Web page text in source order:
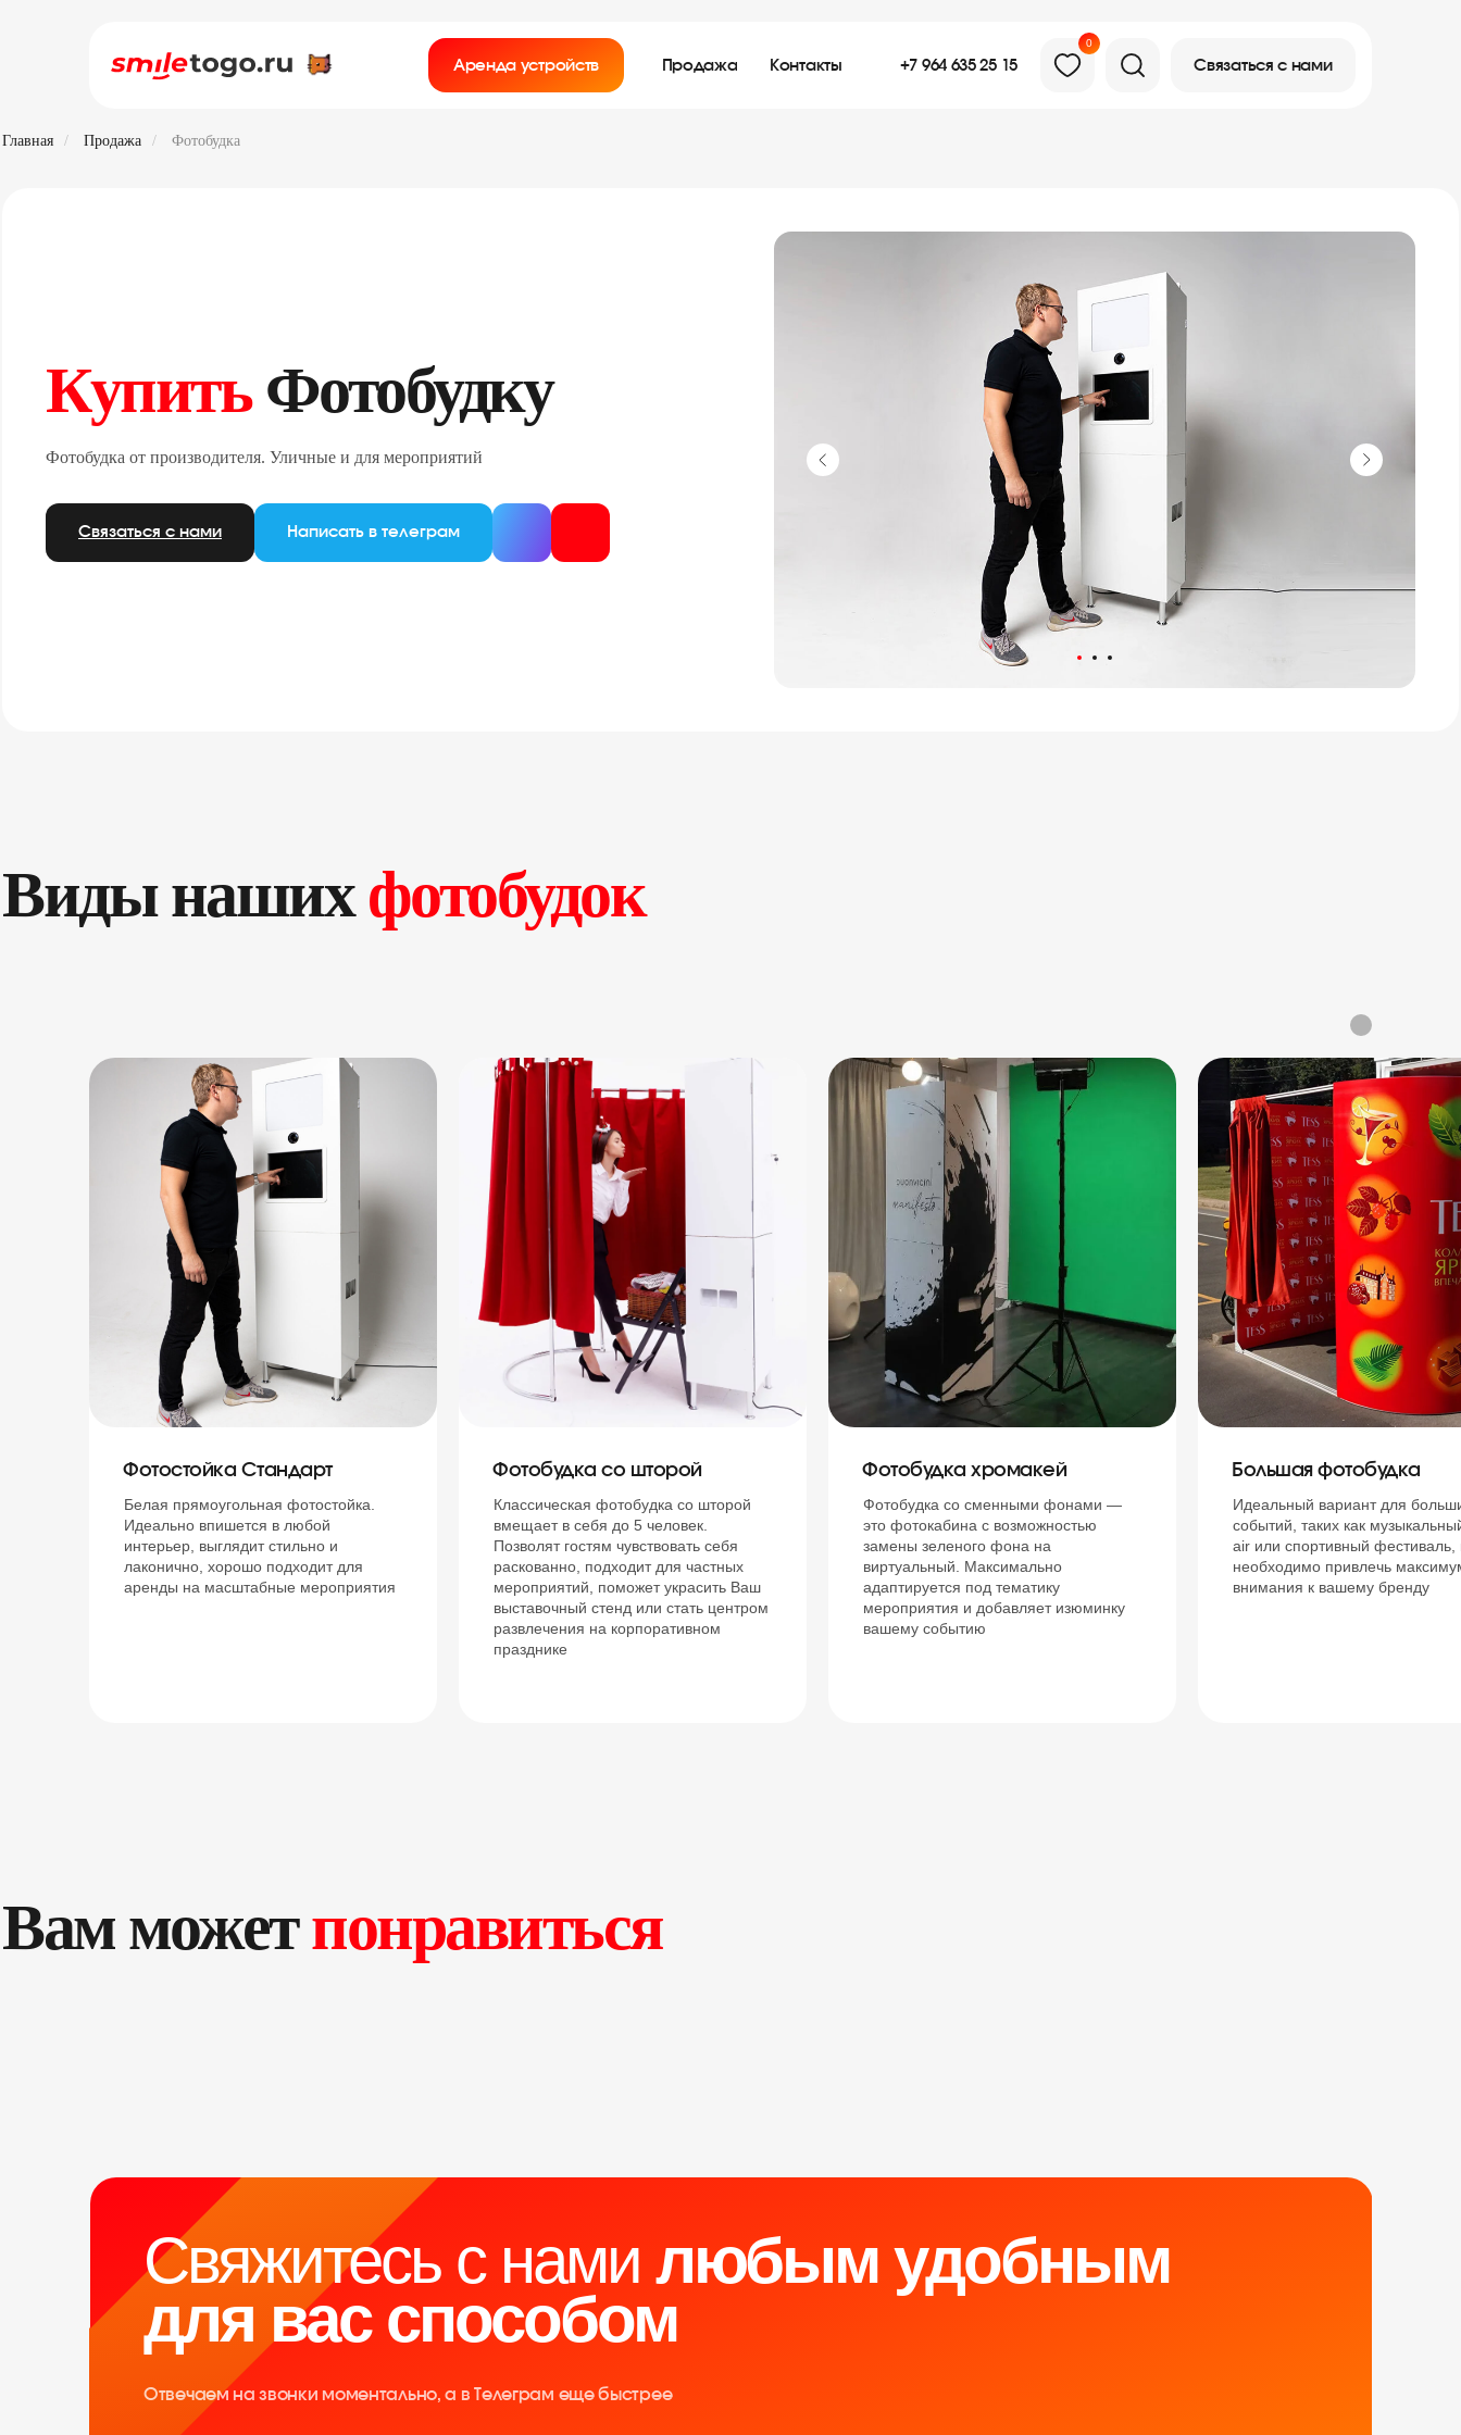
Контакты
Продажа Связаться с нами
Аренда устройств
0
+7 964 635 25 15
Главная / Продажа / Фотобудка
КупитьФотобудку
Фотобудка от производителя. Уличные и для мероприятий
Связаться с нами
Виды нашихфотобудок
Фотостойка Стандарт
Белая прямоугольная фотостойка.
Идеально впишется в любой
интерьер, выглядит стильно и
лаконично, хорошо подходит для
аренды на масштабные мероприятия
Фотобудка со шторой
Классическая фотобудка со шторой
вмещает в себя до 5 человек.
Позволят гостям чувствовать себя
раскованно, подходит для частных
мероприятий, поможет украсить Ваш
выставочный стенд или стать центром
развлечения на корпоративном
празднике
Фотобудка хромакей
Фотобудка со сменными фонами —
это фотокабина с возможностью
замены зеленого фона на
виртуальный. Максимально
адаптируется под тематику
мероприятия и добавляет изюминку
вашему событию
Большая фотобудка
Идеальный вариант для
событий, таких как
air или спортивный фестиваль,
необходимо привлечь
внимания к вашему бренду
Вам можетпонравиться
Отвечаем на звонки моментально, а в Телеграм еще быстрее
Свяжитесь с нами любым удобным
для вас способом